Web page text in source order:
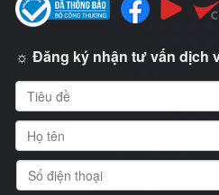
☼ Đăng ký nhận tư vấn dịch